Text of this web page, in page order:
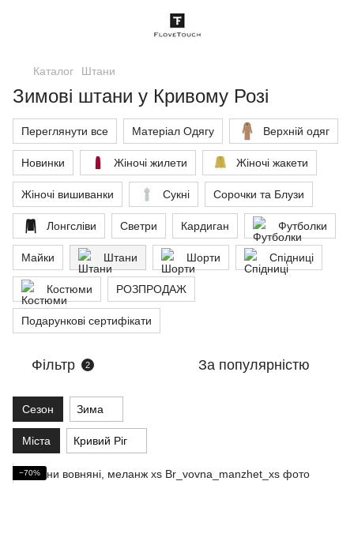
Каталог Штани
Зимові штани у Кривому Розі
Переглянути все Матеріал Одягу Верхній одяг
Новинки Жіночі жилети Жіночі жакети
Жіночі вишиванки Сукні Сорочки та Блузи
Лонгсліви Светри Кардиган Футболки
Майки Штани Шорти Спідниці
Костюми РОЗПРОДАЖ
Подарункові сертифікати
Фільтр 2 За популярністю
Сезон Зима
Міста Кривий Ріг
−70%